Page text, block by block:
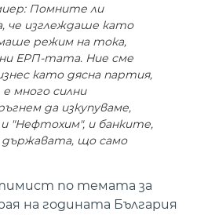
Помните ли
че изглеждаше като
режим на тока,
ЕРП-тата. Ние сме
като дясна партия,
много силни
да изкупуваме,
"Нефтохим", и банките,
държавата, що само
по темата за
на годината България